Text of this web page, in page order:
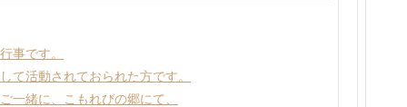
事です。
て活動されておられた方です。
一緒に、こもれびの郷にて、